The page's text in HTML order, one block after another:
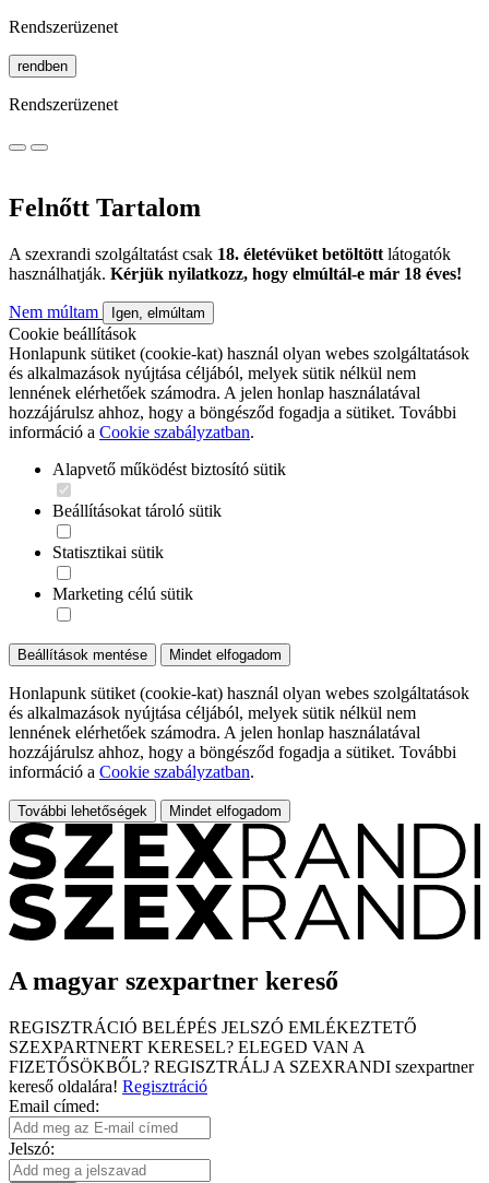
Rendszerüzenet
rendben
Rendszerüzenet
Felnőtt Tartalom
A szexrandi szolgáltatást csak 18. életévüket betöltött látogatók
használhatják. Kérjük nyilatkozz, hogy elmúltál-e már 18 éves!
Nem múltam Igen, elmúltam
Cookie beállítások
Honlapunk sütiket (cookie-kat) használ olyan webes szolgáltatások
és alkalmazások nyújtása céljából, melyek sütik nélkül nem
lennének elérhetőek számodra. A jelen honlap használatával
hozzájárulsz ahhoz, hogy a böngésződ fogadja a sütiket. További
információ a Cookie szabályzatban.
Alapvető működést biztosító sütik
Beállításokat tároló sütik
Statisztikai sütik
Marketing célú sütik
Beállítások mentése Mindet elfogadom
Honlapunk sütiket (cookie-kat) használ olyan webes szolgáltatások
és alkalmazások nyújtása céljából, melyek sütik nélkül nem
lennének elérhetőek számodra. A jelen honlap használatával
hozzájárulsz ahhoz, hogy a böngésződ fogadja a sütiket. További
információ a Cookie szabályzatban.
További lehetőségek Mindet elfogadom
A magyar szexpartner kereső
REGISZTRÁCIÓ BELÉPÉS JELSZÓ EMLÉKEZTETŐ
SZEXPARTNERT KERESEL? ELEGED VAN A
FIZETŐSÖKBŐL? REGISZTRÁLJ A SZEXRANDI szexpartner
kereső oldalára! Regisztráció
Email címed:
Jelszó: